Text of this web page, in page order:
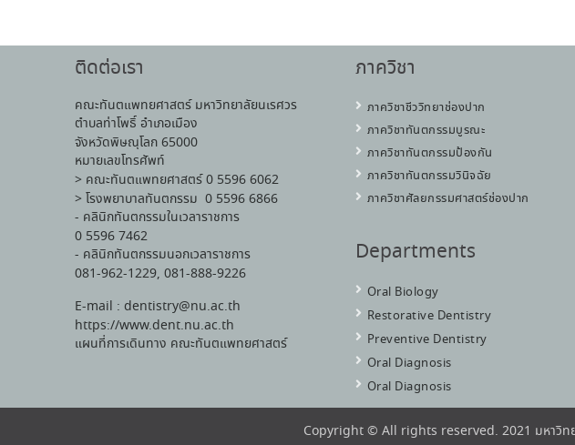
ติดต่อเรา
คณะทันตแพทยศาสตร์ มหาวิทยาลัยนเรศวร
ตำบลท่าโพธิ์ อำเภอเมือง
จังหวัดพิษณุโลก 65000
หมายเลขโทรศัพท์
> คณะทันตแพทยศาสตร์ 0 5596 6062
> โรงพยาบาลทันตกรรม 0 5596 6866
- คลินิกทันตกรรมในเวลาราชการ
0 5596 7462
- คลินิกทันตกรรมนอกเวลาราชการ
081-962-1229, 081-888-9226
E-mail : dentistry@nu.ac.th
https://www.dent.nu.ac.th
แผนที่การเดินทาง คณะทันตแพทยศาสตร์
ภาควิชา
ภาควิชาชีววิทยาช่องปาก
ภาควิชาทันตกรรมบูรณะ
ภาควิชาทันตกรรมป้องกัน
ภาควิชาทันตกรรมวินิจฉัย
ภาควิชาศัลยกรรมศาสตร์ช่องปาก
Departments
Oral Biology
Restorative Dentistry
Preventive Dentistry
Oral Diagnosis
Oral Diagnosis
Copyright © All rights reserved. 2021 มหาวิท